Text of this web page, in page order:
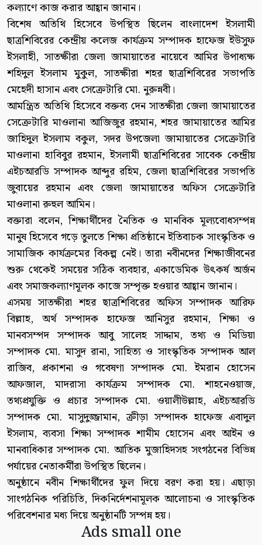
কল্যাণে কাজ করার আহ্বান জানান।
বিশেষ অতিথি হিসেবে উপস্থিত ছিলেন বাংলাদেশ ইসলামী
ছাত্রশিবিরের কেন্দ্রীয় কলেজ কার্যক্রম সম্পাদক হাফেজ ইউসুফ
ইসলাহী, সাতক্ষীরা জেলা জামায়াতের নায়েবে আমির উপাধ্যক্ষ
শহিদুল ইসলাম মুকুল, সাতক্ষীরা শহর ছাত্রশিবিরের সভাপতি
মেহেদী হাসান এবং সেক্রেটারি মো. নুরুন্নবী।
আমন্ত্রিত অতিথি হিসেবে বক্তব্য দেন সাতক্ষীরা জেলা জামায়াতের
সেক্রেটারি মাওলানা আজিজুর রহমান, শহর জামায়াতের আমির
জাহিদুল ইসলাম বকুল, সদর উপজেলা জামায়াতের সেক্রেটারি
মাওলানা হাবিবুর রহমান, ইসলামী ছাত্রশিবিরের সাবেক কেন্দ্রীয়
এইচআরডি সম্পাদক আব্দুর রহিম, জেলা ছাত্রশিবিরের সভাপতি
জুবায়ের রহমান এবং জেলা জামায়াতের অফিস সেক্রেটারি
মাওলানা রুহুল আমিন।
বক্তারা বলেন, শিক্ষার্থীদের নৈতিক ও মানবিক মূল্যবোধসম্পন্ন
মানুষ হিসেবে গড়ে তুলতে শিক্ষা প্রতিষ্ঠানে ইতিবাচক সাংস্কৃতিক ও
সামাজিক কার্যক্রমের বিকল্প নেই। তারা নবীনদের শিক্ষাজীবনের
শুরু থেকেই সময়ের সঠিক ব্যবহার, একাডেমিক উৎকর্ষ অর্জন
এবং সমাজকল্যাণমূলক কাজে সম্পৃক্ত হওয়ার আহ্বান জানান।
এসময় সাতক্ষীরা শহর ছাত্রশিবিরের অফিস সম্পাদক আরিফ
বিল্লাহ, অর্থ সম্পাদক হাফেজ আনিসুর রহমান, শিক্ষা ও
মানবসম্পদ সম্পাদক আবু সালেহ সাদ্দাম, তথ্য ও মিডিয়া
সম্পাদক মো. মাসুদ রানা, সাহিত্য ও সাংস্কৃতিক সম্পাদক আল
রাজিব, প্রকাশনা ও গবেষণা সম্পাদক মো. ইমরান হোসেন
আফজাল, মাদরাসা কার্যক্রম সম্পাদক মো. শাহনেওয়াজ,
তথ্যপ্রযুক্তি ও প্রচার সম্পাদক মো. ওয়ালীউল্লাহ, এইচআরডি
সম্পাদক মো. মাসুদুজ্জামান, ক্রীড়া সম্পাদক হাফেজ এবাদুল
ইসলাম, ব্যবসা শিক্ষা সম্পাদক শামীম হোসেন এবং আইন ও
মানবাধিকার সম্পাদক মো. আতিক মুজাহিদসহ সংগঠনের বিভিন্ন
পর্যায়ের নেতাকর্মীরা উপস্থিত ছিলেন।
অনুষ্ঠানে নবীন শিক্ষার্থীদের ফুল দিয়ে বরণ করা হয়। এছাড়া
সাংগঠনিক পরিচিতি, দিকনির্দেশনামূলক আলোচনা ও সাংস্কৃতিক
পরিবেশনার মধ্য দিয়ে অনুষ্ঠানটি সম্পন্ন হয়।
Ads small one